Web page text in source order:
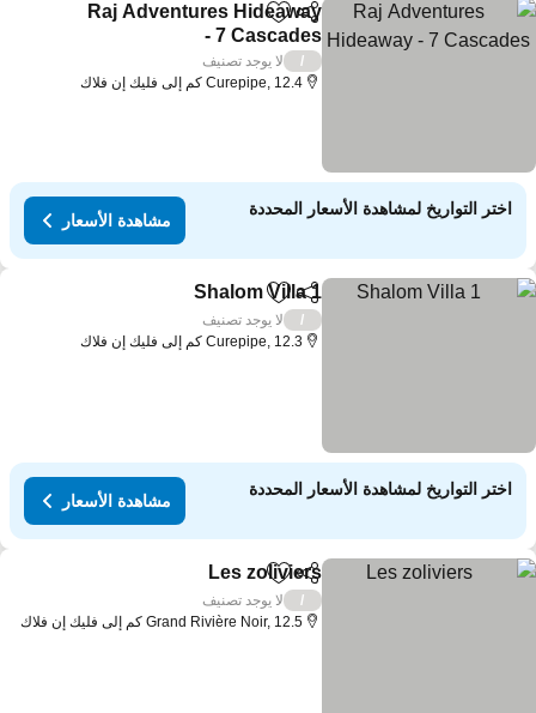
مشاركةAdd to favorites
Raj Adventures Hideaway
- 7 Cascades
مشاهدة الأسعار
لا يوجد تصنيف
Curepipe, 12.4 كم إلى فليك إن فلاك
اختر التواريخ لمشاهدة الأسعار المحددة
مشاهدة الأسعار
مشاركةAdd to favorites
Shalom Villa 1
لا يوجد تصنيف
Curepipe, 12.3 كم إلى فليك إن فلاك
اختر التواريخ لمشاهدة الأسعار المحددة
مشاهدة الأسعار
مشاركةAdd to favorites
Les zoliviers
لا يوجد تصنيف
Grand Rivière Noir, 12.5 كم إلى فليك إن فلاك